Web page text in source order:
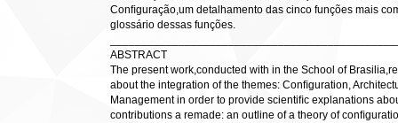
Conﬁguração,um detalhamento das cinco funções mais
glossário dessas funções.
ABSTRACT
The present work,conducted with in the School of
about the integration of the themes: Conﬁguration,
Management in order to provide scientiﬁc explanations
contributions a remade: an outline of a theory of